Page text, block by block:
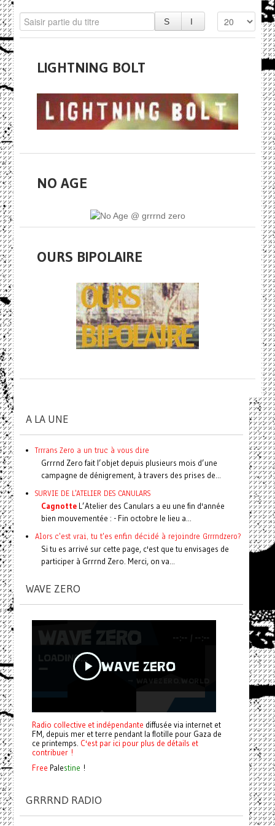
LIGHTNING BOLT
NO AGE
OURS BIPOLAIRE
A LA UNE
Trrrans Zero a un truc à vous dire
Grrrnd Zero fait l’objet depuis plusieurs mois d’une
campagne de dénigrement, à travers des prises de...
SURVIE DE L'ATELIER DES CANULARS
CagnotteL’Atelier des Canulars a eu une fin d'année
bien mouvementée : - Fin octobre le lieu a...
Alors c'est vrai, tu t'es enfin décidé à rejoindre Grrrndzero?
Si tu es arrivé sur cette page, c'est que tu envisages de
participer à Grrrnd Zero. Merci, on va...
WAVE ZERO
Radio collective et indépendante diffusée via internet et
FM, depuis mer et terre pendant la flotille pour Gaza de
ce printemps. C'est par ici pour plus de détails et
contribuer !
Free Palestine !
GRRRND RADIO